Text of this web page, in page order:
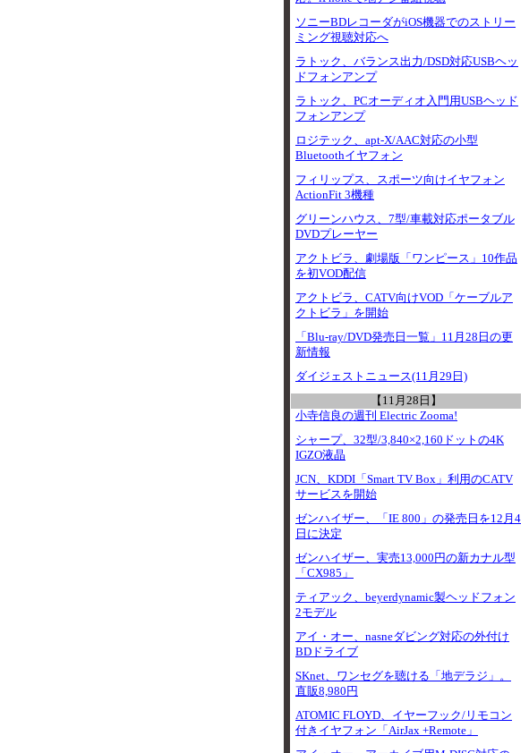
ソニーBDレコーダがiOS機器でのストリー
ミング視聴対応へ
ラトック、バランス出力/DSD対応USBヘッ
ドフォンアンプ
ラトック、PCオーディオ入門用USBヘッド
フォンアンプ
ロジテック、apt-X/AAC対応の小型
Bluetoothイヤフォン
フィリップス、スポーツ向けイヤフォン
ActionFit 3機種
グリーンハウス、7型/車載対応ポータブル
DVDプレーヤー
アクトビラ、劇場版「ワンピース」10作品
を初VOD配信
アクトビラ、CATV向けVOD「ケーブルア
クトビラ」を開始
「Blu-ray/DVD発売日一覧」11月28日の更
新情報
ダイジェストニュース(11月29日)
【11月28日】
小寺信良の週刊 Electric Zooma!
シャープ、32型/3,840×2,160ドットの4K
IGZO液晶
JCN、KDDI「Smart TV Box」利用のCATV
サービスを開始
ゼンハイザー、「IE 800」の発売日を12月4
日に決定
ゼンハイザー、実売13,000円の新カナル型
「CX985」
ティアック、beyerdynamic製ヘッドフォン
2モデル
アイ・オー、nasneダビング対応の外付け
BDドライブ
SKnet、ワンセグを聴ける「地デラジ」。
直販8,980円
ATOMIC FLOYD、イヤーフック/リモコン
付きイヤフォン「AirJax +Remote」